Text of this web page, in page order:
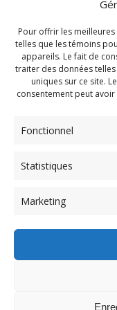
Pour offrir les
telles que les témoins
appareils. Le fait de
traiter des données
uniques sur ce site.
consentement peut
Fonctionnel
Statistiques
Marketing
Navigation
de
l'article
Previous:
post: